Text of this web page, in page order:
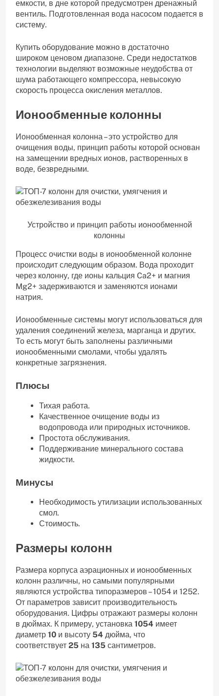
емкости, в дне которой предусмотрен дренажный
вентиль. Подготовленная вода насосом подается в
систему.
Купить оборудование можно в достаточно
широком ценовом диапазоне. Среди недостатков
технологии выделяют возможные неудобства от
шума работающего компрессора, невысокую
скорость процесса окисления металлов.
Ионообменные колонны
Ионообменная колонна – это устройство для
очищения воды, принцип работы которой основан
на замещении вредных ионов, растворенных в
воде, безвредными.
Устройство и принцип работы ионообменной
колонны
Процесс очистки воды в ионообменной колонне
происходит следующим образом. Вода проходит
через колонну, где ионы кальция Ca2+ и магния
Mg2+ задерживаются и заменяются ионами
натрия.
Ионообменные системы могут использоваться для
удаления соединений железа, марганца и других.
То есть могут быть заполнены различными
ионообменными смолами, чтобы удалять
конкретные загрязнения.
Плюсы
Тихая работа.
Качественное очищение воды из
водопровода или природных источников.
Простота обслуживания.
Поддерживание минерального состава
жидкости.
Минусы
Необходимость утилизации использованных
смол.
Стоимость.
Размеры колонн
Размера корпуса аэрационных и ионообменных
колонн различны, но самыми популярными
являются устройства типоразмеров – 1054 и 1252.
От параметров зависит производительность
оборудования. Цифры отражают размеры колонн
в дюймах. К примеру, установка 1054 имеет
диаметр 10 и высоту 54 дюйма, что
соответствует 25 на 135 сантиметров.